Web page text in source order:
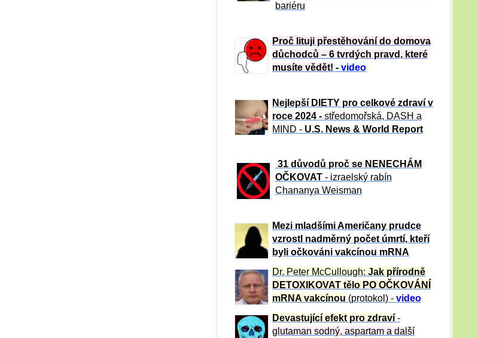
bariéru
Proč lituji přestěhování do domova
důchodců – 6 tvrdých pravd, které
musíte vědět! - video
Nejlepší DIETY pro celkové zdraví v
roce 2024 - středomořská, DASH a
MIND - U.S. News & World Report
31 důvod ů proč se NENECHÁM
OČKOVAT - izraelský rabín
Chananya Weisman
Mezi mladšími Američany prudce
vzrostl nadměrný počet úmrtí, kteří
byli očkováni vakcínou mRNA
Dr. Peter McCullough: Jak přírodně
DETOXIKOVAT tělo PO OČKOVÁNÍ
mRNA vakcínou (protokol) - video
Devastující efekt pro zdraví-
glutaman sodný, aspartam a další